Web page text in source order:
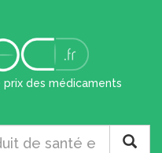
des médicaments